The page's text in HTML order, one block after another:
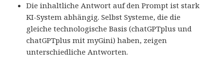
Die inhaltliche Antwort auf den Prompt ist stark
KI-System abhängig. Selbst Systeme, die die
gleiche technologische Basis (chatGPTplus und
chatGPTplus mit myGini) haben, zeigen
unterschiedliche Antworten.